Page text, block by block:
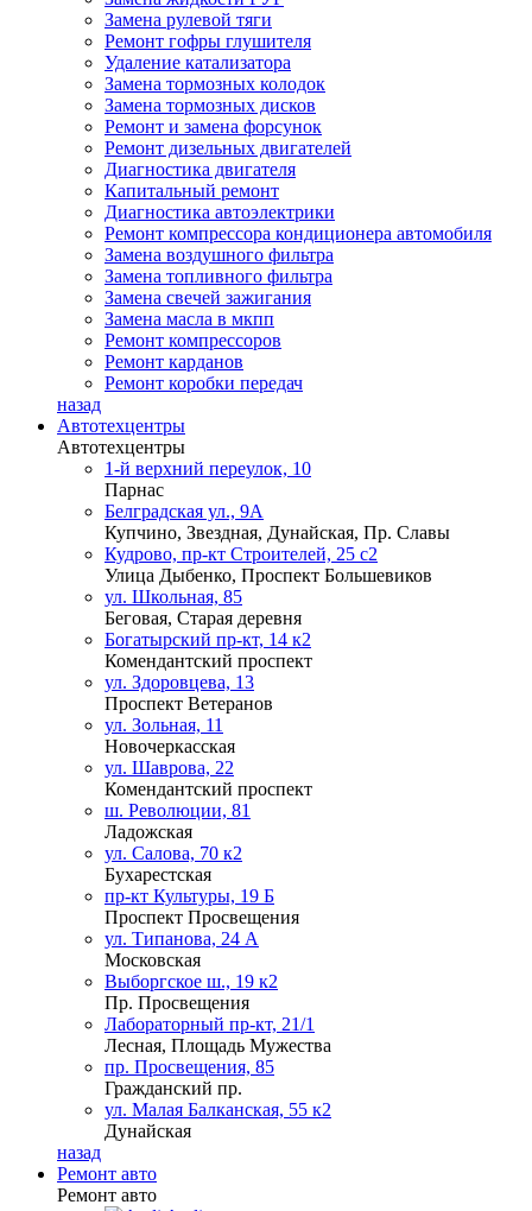
Замена рулевой тяги
Ремонт гофры глушителя
Удаление катализатора
Замена тормозных колодок
Замена тормозных дисков
Ремонт и замена форсунок
Ремонт дизельных двигателей
Диагностика двигателя
Капитальный ремонт
Диагностика автоэлектрики
Ремонт компрессора кондиционера автомобиля
Замена воздушного фильтра
Замена топливного фильтра
Замена свечей зажигания
Замена масла в мкпп
Ремонт компрессоров
Ремонт карданов
Ремонт коробки передач
назад
Автотехцентры
Автотехцентры
1-й верхний переулок, 10
Парнас
Белградская ул., 9А
Купчино, Звездная, Дунайская, Пр. Славы
Кудрово, пр-кт Строителей, 25 с2
Улица Дыбенко, Проспект Большевиков
ул. Школьная, 85
Беговая, Старая деревня
Богатырский пр-кт, 14 к2
Комендантский проспект
ул. Здоровцева, 13
Проспект Ветеранов
ул. Зольная, 11
Новочеркасская
ул. Шаврова, 22
Комендантский проспект
ш. Революции, 81
Ладожская
ул. Салова, 70 к2
Бухарестская
пр-кт Культуры, 19 Б
Проспект Просвещения
ул. Типанова, 24 А
Московская
Выборгское ш., 19 к2
Пр. Просвещения
Лабораторный пр-кт, 21/1
Лесная, Площадь Мужества
пр. Просвещения, 85
Гражданский пр.
ул. Малая Балканская, 55 к2
Дунайская
назад
Ремонт авто
Ремонт авто